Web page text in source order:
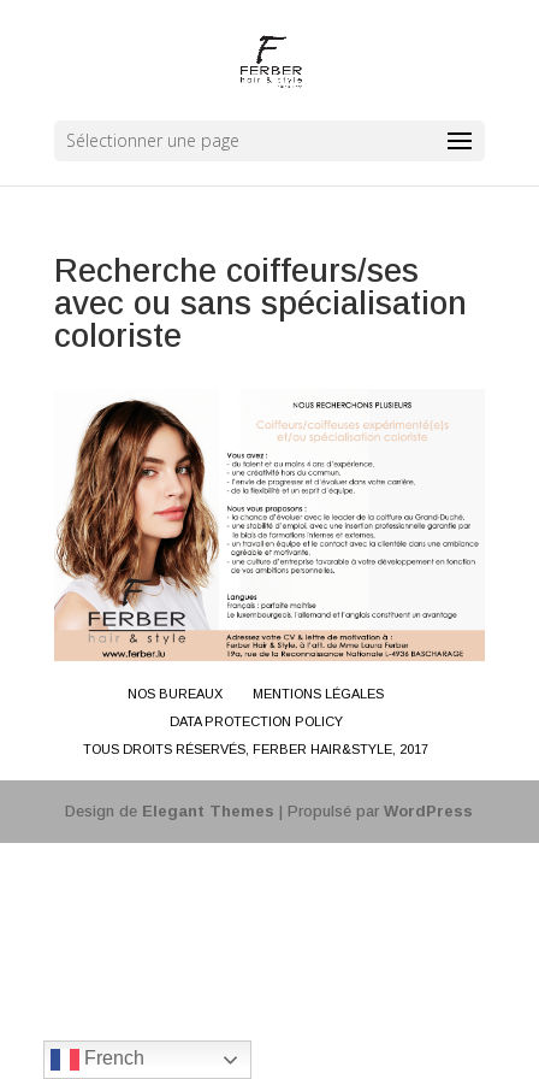
Sélectionner une page
Recherche coiffeurs/ses
avec ou sans spécialisation
coloriste
NOS BUREAUX
MENTIONS LÉGALES
DATA PROTECTION POLICY
TOUS DROITS RÉSERVÉS, FERBER HAIR&STYLE, 2017
Design de Elegant Themes | Propulsé parWordPress
French